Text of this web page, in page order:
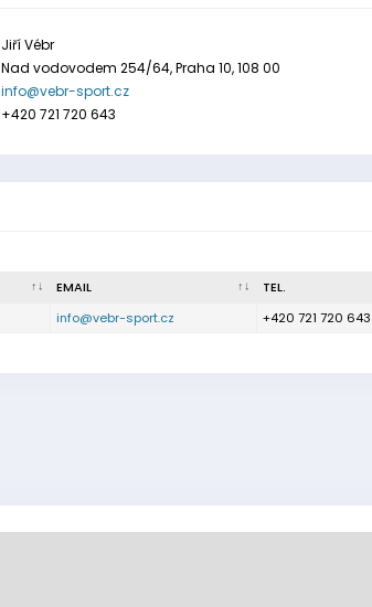
Jiří Vébr
Nad vodovodem 254/64, Praha 10, 108 00
info@vebr-sport.cz
+420 721 720 643
EMAIL
TEL.
info@vebr-sport.cz +420 721 720 643